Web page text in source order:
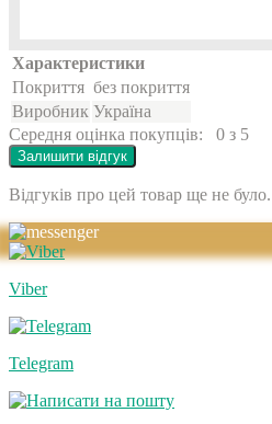
Характеристики
Покриття без покриття
Виробник Україна
Середня оцінка покупців:
0 з 5
Залишити відгук
Відгуків про цей товар ще не було.
Viber
Telegram